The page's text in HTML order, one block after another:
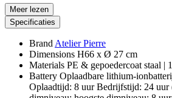
Meer lezen
Specificaties
Brand Atelier Pierre
Dimensions H66 x Ø 27 cm
Materials PE & gepoedercoat staal |
Battery Oplaadbare lithium-
Oplaadtijd: 8 uur Bedrijfstijd: 24 uur